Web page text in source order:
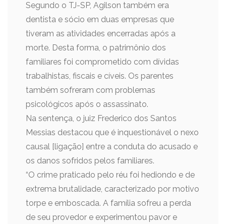
Segundo o TJ-SP, Agilson também era
dentista e sócio em duas empresas que
tiveram as atividades encerradas após a
morte. Desta forma, o patrimônio dos
familiares foi comprometido com dívidas
trabalhistas, fiscais e cíveis. Os parentes
também sofreram com problemas
psicológicos após o assassinato.
Na sentença, o juiz Frederico dos Santos
Messias destacou que é inquestionável o nexo
causal [ligação] entre a conduta do acusado e
os danos sofridos pelos familiares.
“O crime praticado pelo réu foi hediondo e de
extrema brutalidade, caracterizado por motivo
torpe e emboscada. A família sofreu a perda
de seu provedor e experimentou pavor e